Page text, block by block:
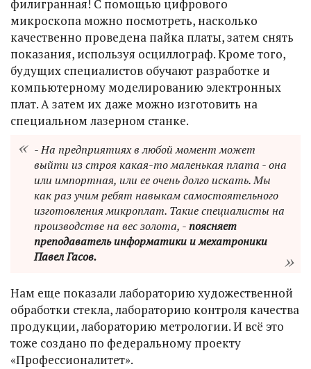
филигранная! С помощью цифрового
микроскопа можно посмотреть, насколько
качественно проведена пайка платы, затем снять
показания, используя осциллограф. Кроме того,
будущих специалистов обучают разработке и
компьютерному моделированию электронных
плат. А затем их даже можно изготовить на
специальном лазерном станке.
- На предприятиях в любой момент может
выйти из строя какая-то маленькая плата - она
или импортная, или ее очень долго искать. Мы
как раз учим ребят навыкам самостоятельного
изготовления микроплат. Такие специалисты на
производстве на вес золота, -поясняет
преподаватель информатики и мехатроники
Павел Гасов.
Нам еще показали лабораторию художественной
обработки стекла, лабораторию контроля качества
продукции, лабораторию метрологии. И всё это
тоже создано по федеральному проекту
«Профессионалитет».